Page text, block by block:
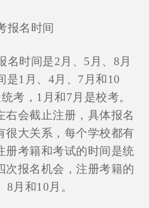
报名时间
名时间是2月、5月、8月
是1月、4月、7月和10
考，1月和7月是校考。
右会截止注册，具体报名
很大关系，每个学校都有
册考籍和考试的时间是统
次报名机会，注册考籍的
月和10月。